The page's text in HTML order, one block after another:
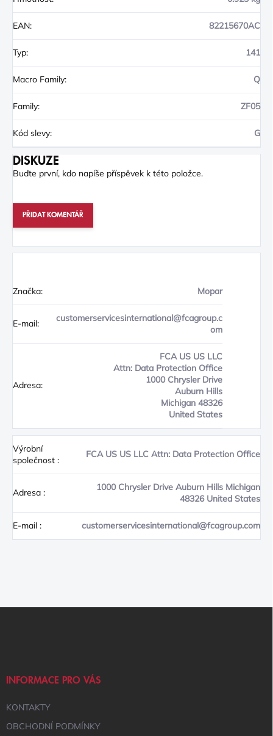
EAN: 82215670AC
Typ: 141
Macro Family: Q
Family: ZF05
Kód slevy: G
DISKUZE
Buďte první, kdo napíše příspěvek k této položce.
PŘIDAT KOMENTÁŘ
Značka: Mopar
E-mail:
customerservicesinternational@fcagroup.c
om
Adresa:
FCA US US LLC
Attn: Data Protection Office
1000 Chrysler Drive
Auburn Hills
Michigan 48326
United States
Výrobní
společnost :
FCA US US LLC Attn: Data Protection Office
Adresa :
1000 Chrysler Drive Auburn Hills Michigan
48326 United States
E-mail : customerservicesinternational@fcagroup.com
INFORMACE PRO VÁS
KONTAKTY
OBCHODNÍ PODMÍNKY